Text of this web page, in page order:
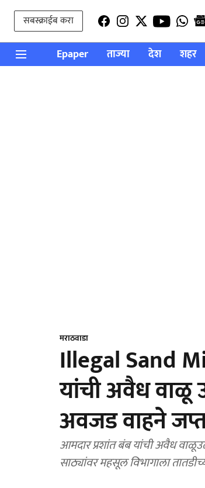
सबस्क्राईब करा
Epaper ताज्या देश शहर
मराठवाडा
Illegal Sand
यांची अवैध वाळू
अवजड वाहने
आमदार प्रशांत बंब यांची अवैध
साठ्यांवर महसूल विभागाला